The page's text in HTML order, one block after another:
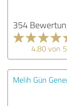
354
4.80 von 5
Melih Gün